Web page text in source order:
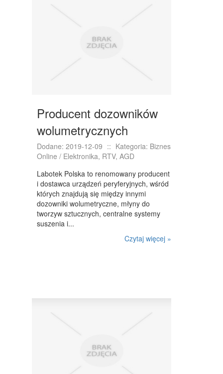
WYPOSAŻENIE WNĘTRZ
ELEKTRONIKA, RTV, AGD
ART. DLA ZWIERZĄT
OGRÓD, ROŚLINY
CHEMIA
ART. SPOŻYWCZE
MATERIAŁY EKSPLOATACYJNE
INNE SKLEPY
TRANSPORT
Producent dozowników
wolumetrycznych
Dodane: 2019-12-09 :: Kategoria: Biznes
Online / Elektronika, RTV, AGD
Labotek Polska to renomowany producent
i dostawca urządzeń peryferyjnych, wśród
których znajdują się między innymi
dozowniki wolumetryczne, młyny do
tworzyw sztucznych, centralne systemy
suszenia i...
Czytaj więcej »